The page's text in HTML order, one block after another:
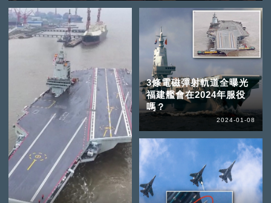
3條電磁彈射軌道全曝光
福建艦會在2024年服役
嗎？
2024-01-08